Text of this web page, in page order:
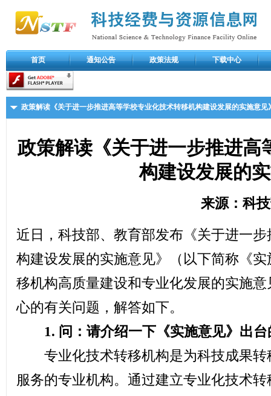
首页 通知公告 政策法规 下载中心
政策解读《关于进一步推进高等学校专业化技术转移机构建设发展的实施意见
政策解读《关于进一步推进高
构建设发展的
来源：科
近日，科技部、教育部发布《关于进一
构建设发展的实施意见》（以下简称《
移机构高质量建设和专业化发展的实施
心的有关问题，解答如下。
1. 问：请介绍一下《实施意见》出
专业化技术转移机构是为科技成果转
服务的专业机构。通过建立专业化技术